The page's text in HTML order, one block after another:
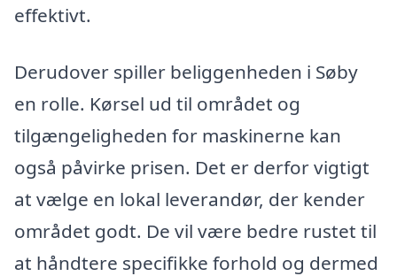
effektivt.
Derudover spiller beliggenheden i Søby
en rolle. Kørsel ud til området og
tilgængeligheden for maskinerne kan
også påvirke prisen. Det er derfor vigtigt
at vælge en lokal leverandør, der kender
området godt. De vil være bedre rustet til
at håndtere specifikke forhold og dermed